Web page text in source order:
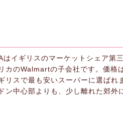
はイギリスのマーケットシェア第
カのWalmartの子会社です。価格
リスで最も安いスーパーに選ばれ
ン中心部よりも、少し離れた郊外